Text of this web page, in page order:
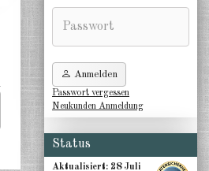
Anmelden
Passwort vergessen
Neukunden Anmeldung
Status
Aktualisiert: 28 Juli